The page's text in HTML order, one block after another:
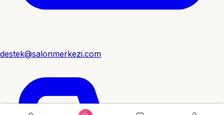
destek@salonmerkezi.com